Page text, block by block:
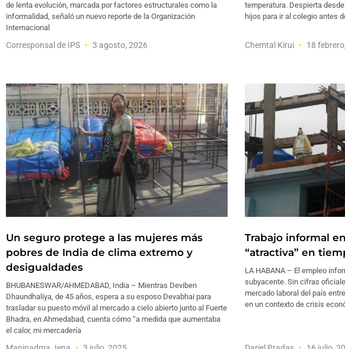
de lenta evolución, marcada por factores estructurales como la
informalidad, señaló un nuevo reporte de la Organización
Internacional
Corresponsal de IPS 3 agosto, 2026
temperatura. Despierta
hijos para ir al colegio antes
Chemtal Kirui 18
Un seguro protege a las mujeres más
pobres de India de clima extremo y
desigualdades
BHUBANESWAR/AHMEDABAD, India – Mientras Deviben
Dhaundhaliya, de 45 años, espera a su esposo Devabhai para
trasladar su puesto móvil al mercado a cielo abierto junto al Fuerte
Bhadra, en Ahmedabad, cuenta cómo “a medida que aumentaba
el calor, mi mercadería
Trabajo informal
“atractiva” en
LA HABANA – El empleo
subyacente. Sin cifras
mercado laboral del país
en un contexto de crisis